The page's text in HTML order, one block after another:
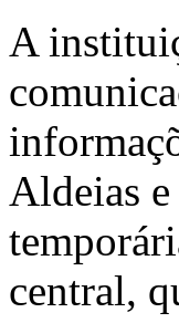
A
Aldeias
central,